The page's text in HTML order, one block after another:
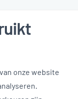
onze website